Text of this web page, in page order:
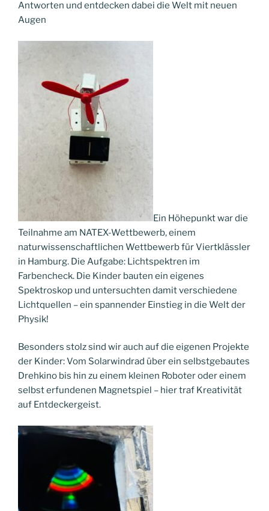
Antworten und entdecken dabei die Welt mit neuen
Augen
Ein Höhepunkt war die
Teilnahme am NATEX-Wettbewerb, einem
naturwissenschaftlichen Wettbewerb für Viertklässler
in Hamburg. Die Aufgabe: Lichtspektren im
Farbencheck. Die Kinder bauten ein eigenes
Spektroskop und untersuchten damit verschiedene
Lichtquellen – ein spannender Einstieg in die Welt der
Physik!
Besonders stolz sind wir auch auf die eigenen Projekte
der Kinder: Vom Solarwindrad über ein selbstgebautes
Drehkino bis hin zu einem kleinen Roboter oder einem
selbst erfundenen Magnetspiel – hier traf Kreativität
auf Entdeckergeist.